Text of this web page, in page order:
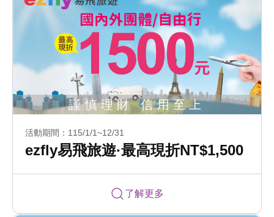
活動期間：115/1/1~12/31
ezfly易飛旅遊·最高現折NT$1,500
了解更多